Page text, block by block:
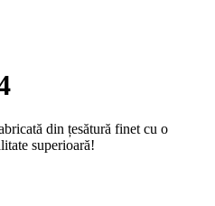
din țesătură finet cu o
superioară!